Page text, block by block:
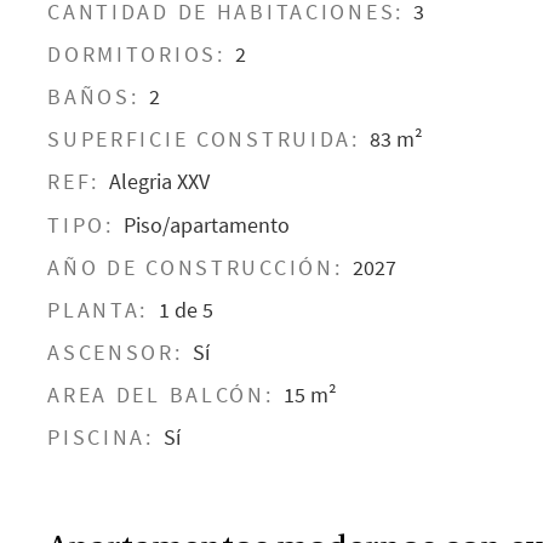
CANTIDAD DE HABITACIONES: 3
DORMITORIOS: 2
BAÑOS: 2
SUPERFICIE CONSTRUIDA: 83 m²
REF: Alegria XXV
TIPO: Piso/apartamento
AÑO DE CONSTRUCCIÓN: 2027
PLANTA:
1 de 5
ASCENSOR: Sí
AREA DEL BALCÓN: 15 m²
PISCINA: Sí